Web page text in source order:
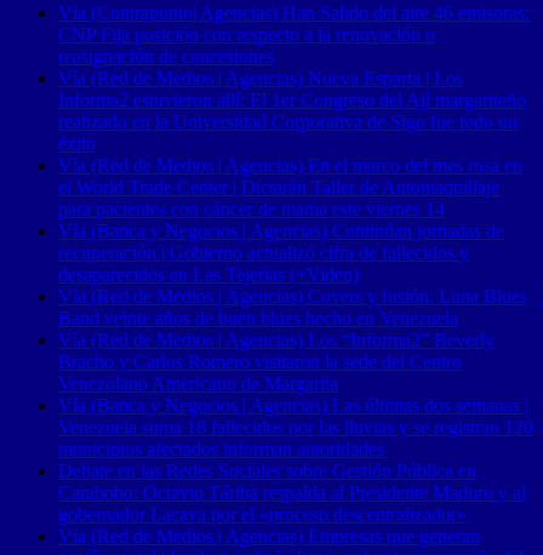
Vía (Contrapunto| Agencias) Han Salido del aire 46 emisoras:
CNP Fija posición con respecto a la renovación o
reasignación de concesiones
Vía (Red de Medios | Agencias) Nueva Esparta | Los
Informa2 estuvieron allí: El 1er Congreso del Ají margariteño
realizado en la Universidad Corporativa de Sigo fue todo un
éxito
Vía (Red de Medios | Agencias) En el marco del mes rosa en
el World Trade Center | Dictarán Taller de Automaquillaje
para pacientes con cáncer de mama este viernes 14
Vía (Banca y Negocios | Agencias) Continúan jornadas de
recuperación | Gobierno actualizó cifra de fallecidos y
desaparecidos en Las Tejerías (+Video)
Vía (Red de Medios | Agencias) Covers y fusión: Luna Blues
Band veinte años de buen blues hecho en Venezuela
Vía (Red de Medios | Agencias) Los “Informa2” Beverly
Bracho y Carlos Romero visitaron la sede del Centro
Venezolano Americano de Margarita
Vía (Banca y Negocios | Agencias) Las últimas dos semanas |
Venezuela suma 18 fallecidos por las lluvias y se registran 120
municipios afectados informan autoridades
Debate en las Redes Sociales sobre Gestión Pública en
Carabobo: Octavio Táriba respalda al Presidente Maduro y al
gobernador Lacava por el «proceso descentralizador»
Vía (Red de Medios | Agencias) Empresas que generan